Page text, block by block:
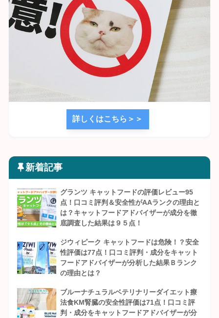
詳しくはこちら＞＞
新着記事
グランツ キャットフードの評価レビュー95
点！口コミ評判＆安全性がAAランクの理由と
は？キャットフードアドバイザーが成分を徹
底調査した結果は９５点！
ジウィピーク キャットフードは危険！？安全
性評価は77点！口コミ評判・成分をキャット
フードアドバイザーが分析した結果Ｂランク
の理由とは？
ブルーナチュラルベテリナリーダイエット療
法食KM腎臓の安全性評価は71点！口コミ評
判・成分をキャットフードアドバイザーが分